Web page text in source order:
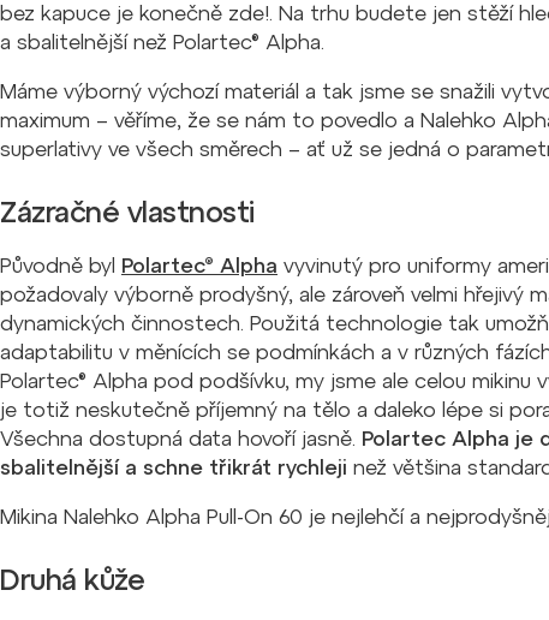
bez kapuce je konečně zde!. Na trhu budete jen stěží
a sbalitelnější než Polartec® Alpha.
Máme výborný výchozí materiál a tak jsme se snažili
maximum – věříme, že se nám to povedlo a Nalehko
superlativy ve všech směrech – ať už se jedná o
Zázračné vlastnosti
Původně byl Polartec® Alpha vyvinutý pro uniformy
požadovaly výborně prodyšný, ale zároveň velmi hřejivý
dynamických činnostech. Použitá technologie tak
adaptabilitu v měnících se podmínkách a v různých
Polartec® Alpha pod podšívku, my jsme ale celou mikinu
je totiž neskutečně příjemný na tělo a daleko lépe si
Všechna dostupná data hovoří jasně. Polartec Alpha je
sbalitelnější a schne třikrát rychleji než většina
Mikina Nalehko Alpha Pull-On 60 je nejlehčí a
Druhá kůže